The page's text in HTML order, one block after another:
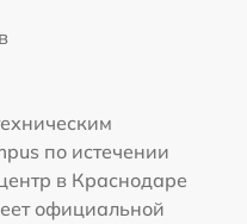
по истечении
в Краснодаре
официальной